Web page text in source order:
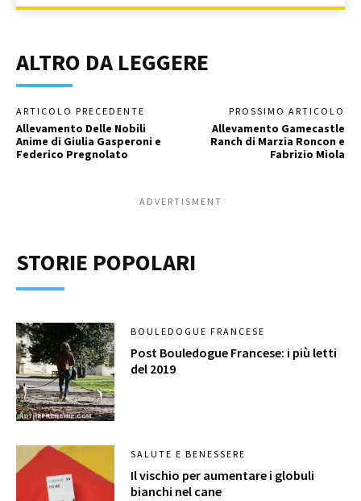
ALTRO DA LEGGERE
ARTICOLO PRECEDENTE
Allevamento Delle Nobili
Anime di Giulia Gasperoni e
Federico Pregnolato
PROSSIMO ARTICOLO
Allevamento Gamecastle
Ranch di Marzia Roncon e
Fabrizio Miola
ADVERTISMENT
STORIE POPOLARI
BOULEDOGUE FRANCESE
Post Bouledogue Francese: i più letti
del 2019
SALUTE E BENESSERE
Il vischio per aumentare i globuli
bianchi nel cane